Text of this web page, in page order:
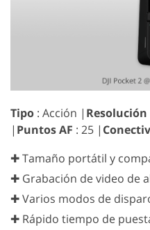
Tipo : Acción |
| Puntos AF : 25 |
✚ Tamaño portátil y
✚ Grabación de video de
✚ Varios modos de
✚ Rápido tiempo de